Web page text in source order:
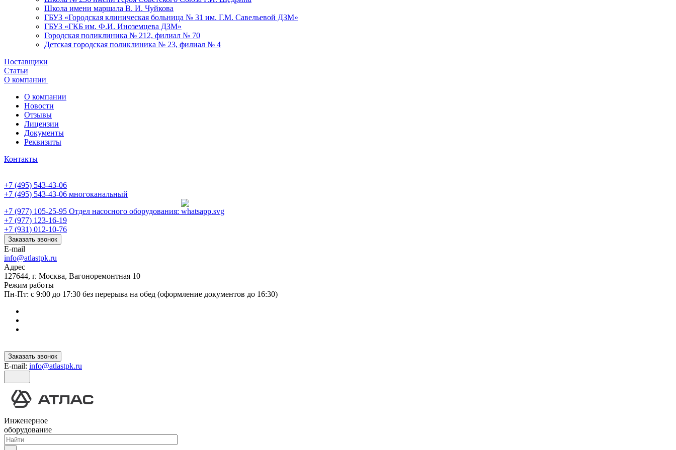
Школа имени маршала В. И. Чуйкова
ГБУЗ «Городская клиническая больница № 31 им. Г.М. Савельевой ДЗМ»
ГБУЗ «ГКБ им. Ф.И. Иноземцева ДЗМ»
Городская поликлиника № 212, филиал № 70
Детская городская поликлиника № 23, филиал № 4
Поставщики
Статьи
О компании
О компании
Новости
Отзывы
Лицензии
Документы
Реквизиты
Контакты
+7 (495) 543-43-06
+7 (495) 543-43-06 многоканальный
+7 (977) 105-25-95 Отдел насосного оборудования:
+7 (977) 123-16-19
+7 (931) 012-10-76
Заказать звонок
E-mail
info@atlastpk.ru
Адрес
127644, г. Москва, Вагоноремонтная 10
Режим работы
Пн-Пт: с 9:00 до 17:30 без перерыва на обед (оформление документов до 16:30)
Заказать звонок
E-mail: info@atlastpk.ru
Инженерное
оборудование